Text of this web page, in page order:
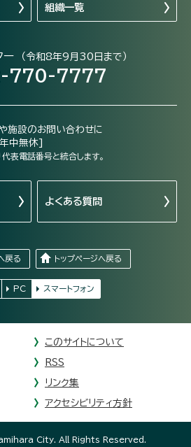
組織一覧
ー （令和8年9月30日まで）
770-7777
施設のお問い合わせに
中無休]
電話番号と統合します。
よくある質問
戻る トップページへ戻る
PC スマートフォン
このサイトについて
RSS
リンク集
アクセシビリティ方針
City. All Rights Reserved.